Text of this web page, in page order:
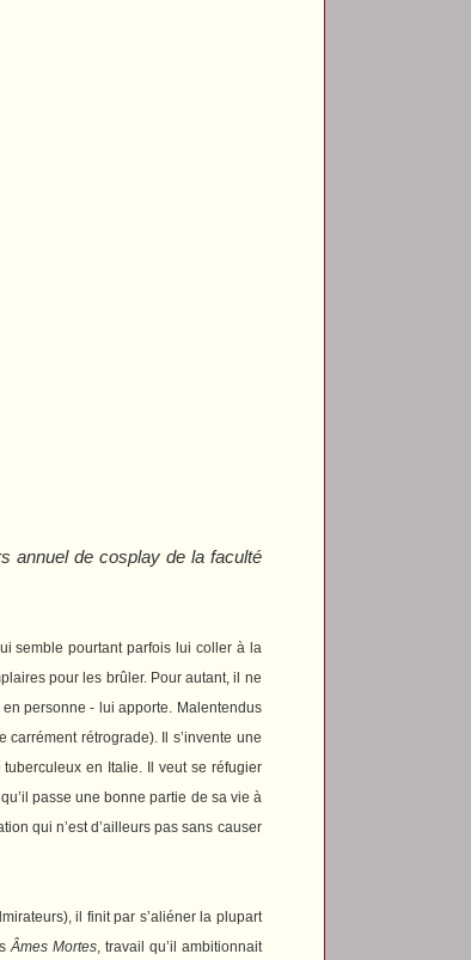
annuel de cosplay de la faculté
semble pourtant parfois lui coller à la
pour les brûler. Pour autant, il ne
personne - lui apporte. Malentendus
rétrograde). Il s’invente une
en Italie. Il veut se réfugier
passe une bonne partie de sa vie à
qui n’est d’ailleurs pas sans causer
il finit par s’aliéner la plupart
Âmes Mortes , travail qu’il ambitionnait